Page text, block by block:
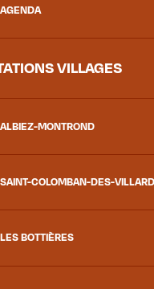
AGENDA
VILLAGES
ALBIEZ-MONTROND
SAINT-COLOMBAN-DES-
LES BOTTIÈRES
d'explorer la vallée.